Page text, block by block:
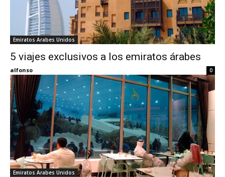
My
Emiratos Arabes Unidos
5 viajes exclusivos a los emiratos árabes
alfonso 0
Emiratos Arabes Unidos